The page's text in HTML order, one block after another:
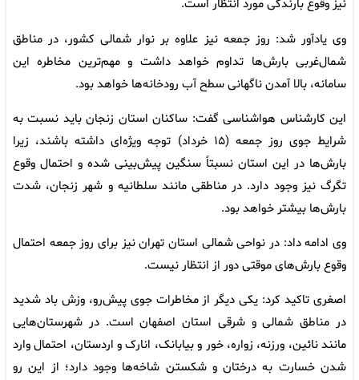
نیز وقوع بارندگی مورد انتظار است.
وی یادآور شد: روز جمعه نیز علاوه بر نوار شمالی کشور، در مناطق
شمال‌غربی بارش‌ها تداوم خواهد داشت و مهم‌ترین مخاطره این
سامانه، بالا آمدن ناگهانی سطح آب رودخانه‌ها خواهد بود.
این کارشناس هواشناسی گفت: ساکنان استان زنجان باید نسبت به
شرایط جوی روز جمعه (۱۵ خرداد) توجه ویژه‌ای داشته باشند، زیرا
بارش‌ها در این استان نسبتاً سنگین پیش‌بینی شده و احتمال وقوع
تگرگ نیز وجود دارد. در مناطقی مانند سلطانیه و شهر زنجان، شدت
بارش‌ها بیشتر خواهد بود.
وی ادامه داد: در نواحی شمالی استان تهران نیز برای روز جمعه احتمال
وقوع بارش‌های موقتی دور از انتظار نیست.
اصغری تاکید کرد: یکی دیگر از مخاطرات جوی پیش‌رو، وزش باد شدید
در مناطق شمالی و شرقی استان اصفهان است. در شهرستان‌هایی
مانند نائین، ورزنه، زواره، خور و بیابانک، انارک و اردستان، احتمال وارد
شدن خسارت به درختان و شکستن شاخه‌ها وجود دارد؛ از این رو